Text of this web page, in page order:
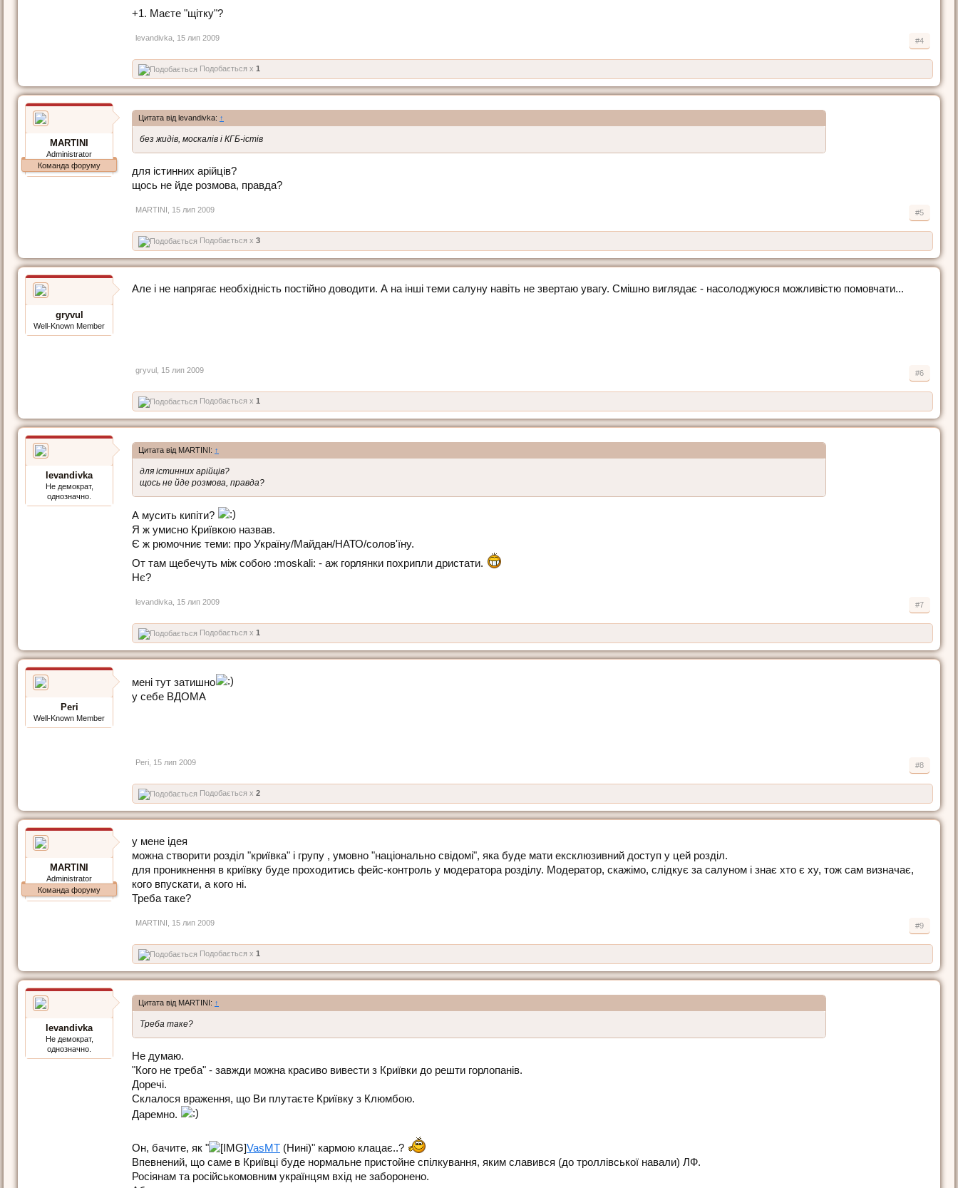
+1. Маєте "щітку"?
levandivka 15 лип 2009 #4
Подобається x 1
MARTINI
Administrator
Команда форуму
Цитата від levandivka: ↑
без жидів, москалів і КГБ-істів
для істинних арійців?
щось не йде розмова, правда?
MARTINI 15 лип 2009 #5
Подобається x 3
gryvul
Well-Known Member
Але і не напрягає необхідність постійно доводити. А на інші теми салуну навіть не звертаю увагу. Смішно виглядає - насолоджуюся можливістю помовчати...
gryvul 15 лип 2009 #6
Подобається x 1
levandivka
Не демократ,
однозначно.
Цитата від MARTINI: ↑
для істинних арійців?
щось не йде розмова, правда?
А мусить кипіти?
Я ж умисно Криївкою назвав.
Є ж рюмочниє теми: про Україну/Майдан/НАТО/солов'їну.
От там щебечуть між собою :moskali: - аж горлянки похрипли дристати.
Нє?
levandivka 15 лип 2009 #7
Подобається x 1
Peri
Well-Known Member
мені тут затишно
у себе ВДОМА
Peri 15 лип 2009 #8
Подобається x 2
MARTINI
Administrator
Команда форуму
у мене ідея
можна створити розділ "криївка" і групу , умовно "національно свідомі", яка буде мати ексклюзивний доступ у цей розділ.
для проникнення в криївку буде проходитись фейс-контроль у модератора розділу. Модератор, скажімо, слідкує за салуном і знає хто є ху, тож сам визначає,
кого впускати, а кого ні.
Треба таке?
MARTINI 15 лип 2009 #9
Подобається x 1
levandivka
Не демократ,
однозначно.
Цитата від MARTINI: ↑
Треба таке?
Не думаю.
"Кого не треба" - завжди можна красиво вивести з Криївки до решти горлопанів.
Доречі.
Склалося враження, що Ви плутаєте Криївку з Клюмбою.
Даремно.
Он, бачите, як " VasMT (Нині)" кармою клацає..?
Впевнений, що саме в Криївці буде нормальне пристойне спілкування, яким славився (до троллівської навали) ЛФ.
Росіянам та російськомовним українцям вхід не заборонено.